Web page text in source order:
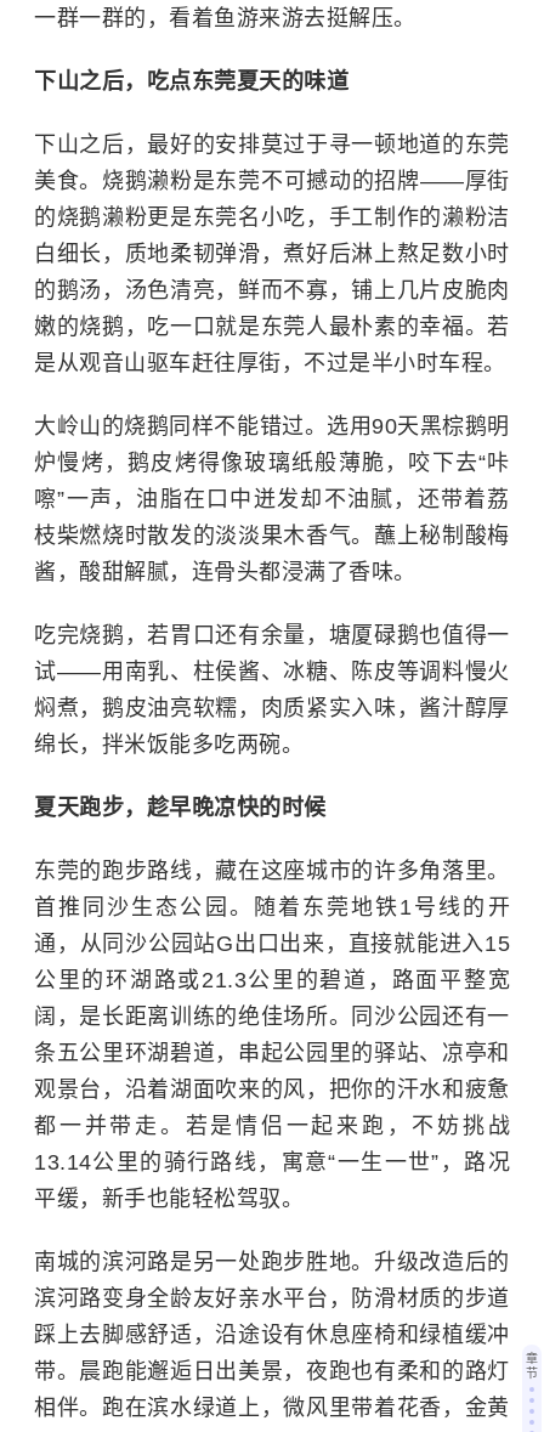
一群一群的，看着鱼游来游去挺解压。
下山之后，吃点东莞夏天的味道
下山之后，最好的安排莫过于寻一顿地道的东莞
美食。烧鹅濑粉是东莞不可撼动的招牌——厚街
的烧鹅濑粉更是东莞名小吃，手工制作的濑粉洁
白细长，质地柔韧弹滑，煮好后淋上熬足数小时
的鹅汤，汤色清亮，鲜而不寡，铺上几片皮脆肉
嫩的烧鹅，吃一口就是东莞人最朴素的幸福。若
是从观音山驱车赶往厚街，不过是半小时车程。
大岭山的烧鹅同样不能错过。选用90天黑棕鹅明
炉慢烤，鹅皮烤得像玻璃纸般薄脆，咬下去“咔
嚓”一声，油脂在口中迸发却不油腻，还带着荔
枝柴燃烧时散发的淡淡果木香气。蘸上秘制酸梅
酱，酸甜解腻，连骨头都浸满了香味。
吃完烧鹅，若胃口还有余量，塘厦碌鹅也值得一
试——用南乳、柱侯酱、冰糖、陈皮等调料慢火
焖煮，鹅皮油亮软糯，肉质紧实入味，酱汁醇厚
绵长，拌米饭能多吃两碗。
夏天跑步，趁早晚凉快的时候
东莞的跑步路线，藏在这座城市的许多角落里。
首推同沙生态公园。随着东莞地铁1号线的开
通，从同沙公园站G出口出来，直接就能进入15
公里的环湖路或21.3公里的碧道，路面平整宽
阔，是长距离训练的绝佳场所。同沙公园还有一
条五公里环湖碧道，串起公园里的驿站、凉亭和
观景台，沿着湖面吹来的风，把你的汗水和疲惫
都一并带走。若是情侣一起来跑，不妨挑战
13.14公里的骑行路线，寓意“一生一世”，路况
平缓，新手也能轻松驾驭。
南城的滨河路是另一处跑步胜地。升级改造后的
滨河路变身全龄友好亲水平台，防滑材质的步道
踩上去脚感舒适，沿途设有休息座椅和绿植缓冲
带。晨跑能邂逅日出美景，夜跑也有柔和的路灯
相伴。跑在滨水绿道上，微风里带着花香，金黄
章
节